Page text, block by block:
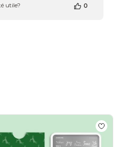
de
utile? 0
Summer Festival - Plaque Add